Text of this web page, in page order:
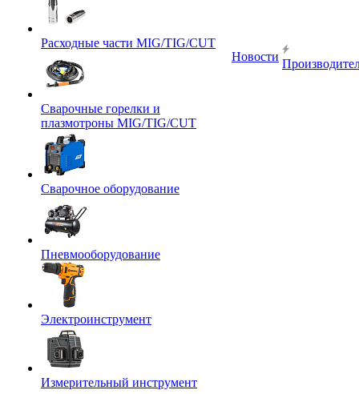
Расходные части MIG/TIG/CUT
Сварочные горелки и
плазмотроны MIG/TIG/CUT
Сварочное оборудование
Пневмооборудование
Электроинструмент
Измерительный инструмент
Новости